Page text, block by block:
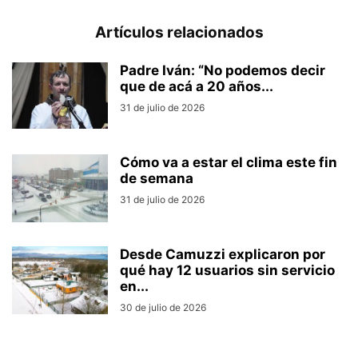
Artículos relacionados
Padre Iván: “No podemos decir
que de acá a 20 años...
31 de julio de 2026
Cómo va a estar el clima este fin
de semana
31 de julio de 2026
Desde Camuzzi explicaron por
qué hay 12 usuarios sin servicio
en...
30 de julio de 2026